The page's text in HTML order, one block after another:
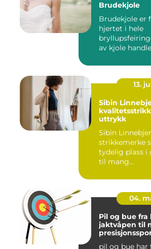
Brudekjole
Brudekjole er
hjertet i hele
av kjole
13.
Sibin
uttrykk
Sibin
strikkemerke
tydelig plass i
til mang...
04.
Pil og bue fra historisk
jaktvåpen til
pil og bue har